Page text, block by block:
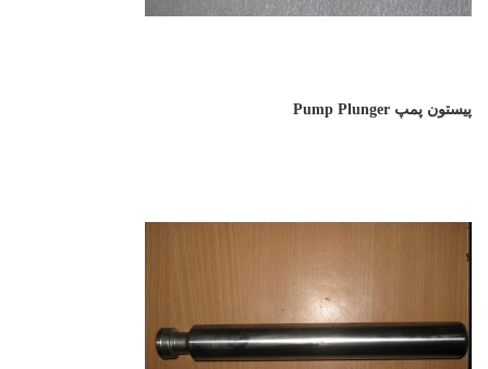
پیستون پمپ Pump Plunger